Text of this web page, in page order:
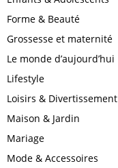
Forme & Beauté
Grossesse et maternité
Le monde d’aujourd’hui
Lifestyle
Loisirs & Divertissement
Maison & Jardin
Mariage
Mode & Accessoires